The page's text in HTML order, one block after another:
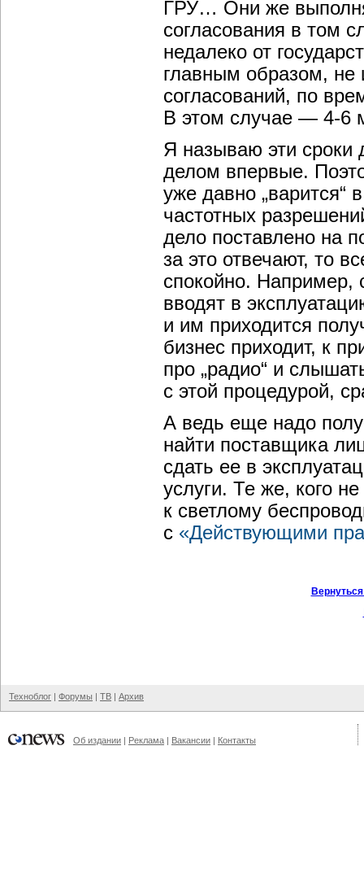
ГРУ… Они же
согласования в том
недалеко от
главным образом, не
согласований, по
В этом случае — 4-6
Я называю эти сроки
делом впервые.
уже давно „варится“
частотных
дело поставлено на
за это отвечают, то
спокойно. Например,
вводят в
и им приходится
бизнес приходит, к
про „радио“ и
с этой процедурой,
А ведь еще надо
найти поставщика
сдать ее в
услуги. Те же, кого
к светлому
с «Действующими
Техноблог | Форумы | ТВ | Архив
Об издании | Реклама | Вакансии | Контакты